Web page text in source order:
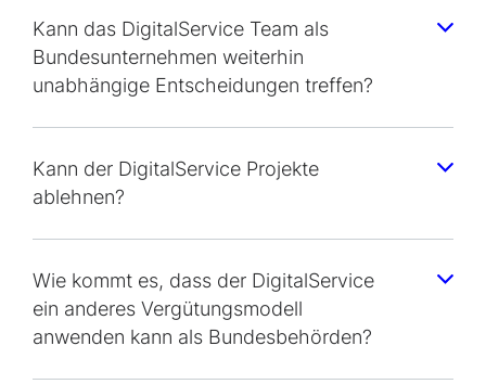
Kann das DigitalService Team als
Bundesunternehmen weiterhin
unabhängige Entscheidungen treffen?
Kann der DigitalService Projekte
ablehnen?
Wie kommt es, dass der DigitalService
ein anderes Vergütungsmodell
anwenden kann als Bundesbehörden?